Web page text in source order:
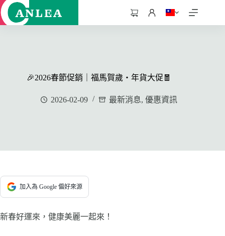
跳
至
購
🎉2026春節促銷｜福馬賀歲・年貨大促🧧
2026-02-09 最新消息,優惠資訊
加入為 Google 偏好來源
新春好運來，健康美麗一起來！